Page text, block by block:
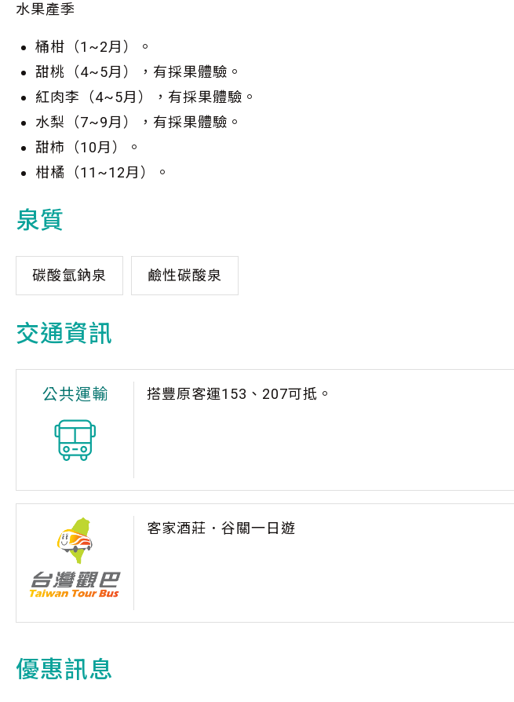
水果產季
桶柑（1~2月）。
甜桃（4~5月），有採果體驗。
紅肉李（4~5月），有採果體驗。
水梨（7~9月），有採果體驗。
甜柿（10月）。
柑橘（11~12月）。
泉質
碳酸氫鈉泉 鹼性碳酸泉
交通資訊
公共運輸 搭豐原客運153、207可抵。
客家酒莊．谷關一日遊
優惠訊息